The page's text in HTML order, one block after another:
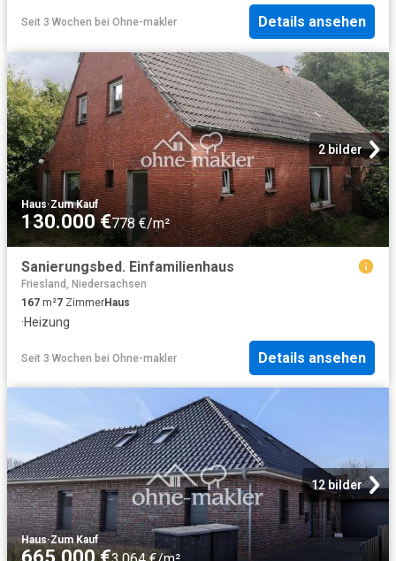
Seit 3 Wochen bei Ohne-makler Details ansehen
2 bilder
Haus·Zum Kauf
130.000 €778 €/m²
Sanierungsbed. Einfamilienhaus
Friesland, Niedersachsen
167 m²7 ZimmerHaus
·Heizung
Seit 3 Wochen bei Ohne-makler Details ansehen
12 bilder
Haus·Zum Kauf